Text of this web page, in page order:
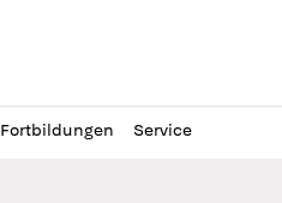
Fortbildungen Service